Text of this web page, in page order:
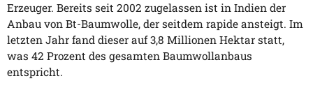
Erzeuger. Bereits seit 2002 zugelassen ist in Indien der
Anbau von Bt-Baumwolle, der seitdem rapide ansteigt. Im
letzten Jahr fand dieser auf 3,8 Millionen Hektar statt,
was 42 Prozent des gesamten Baumwollanbaus
entspricht.